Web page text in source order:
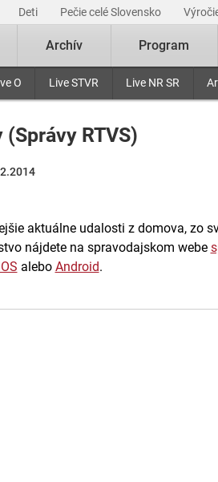
Deti Pečie celé Slovensko
O Live STVR Live NR SR
Archív Program
(Správy RTVS)
aktuálne udalosti z domova, zo
nájdete na spravodajskom webe
alebo Android.